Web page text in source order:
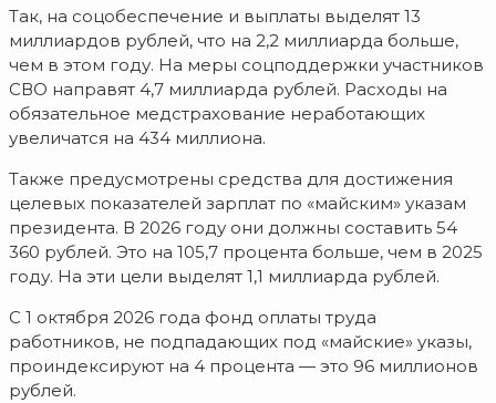
Так, на соцобеспечение и выплаты выделят 13
миллиардов рублей, что на 2,2 миллиарда больше,
чем в этом году. На меры соцподдержки участников
СВО направят 4,7 миллиарда рублей. Расходы на
обязательное медстрахование неработающих
увеличатся на 434 миллиона.
Также предусмотрены средства для достижения
целевых показателей зарплат по «майским» указам
президента. В 2026 году они должны составить 54
360 рублей. Это на 105,7 процента больше, чем в 2025
году. На эти цели выделят 1,1 миллиарда рублей.
С 1 октября 2026 года фонд оплаты труда
работников, не подпадающих под «майские» указы,
проиндексируют на 4 процента — это 96 миллионов
рублей.